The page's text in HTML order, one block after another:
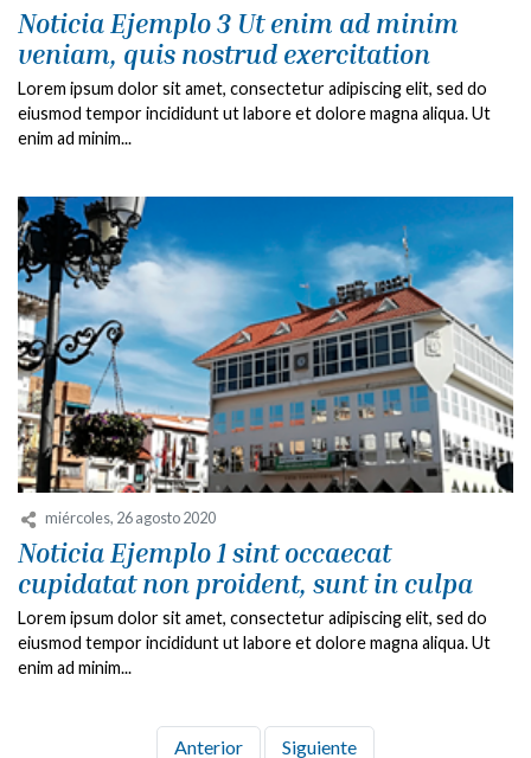
Noticia Ejemplo 3 Ut enim ad minim
veniam, quis nostrud exercitation
Lorem ipsum dolor sit amet, consectetur adipiscing elit, sed do
eiusmod tempor incididunt ut labore et dolore magna aliqua. Ut
enim ad minim...
miércoles, 26 agosto 2020
Noticia Ejemplo 1 sint occaecat
cupidatat non proident, sunt in culpa
Lorem ipsum dolor sit amet, consectetur adipiscing elit, sed do
eiusmod tempor incididunt ut labore et dolore magna aliqua. Ut
enim ad minim...
Anterior Siguiente